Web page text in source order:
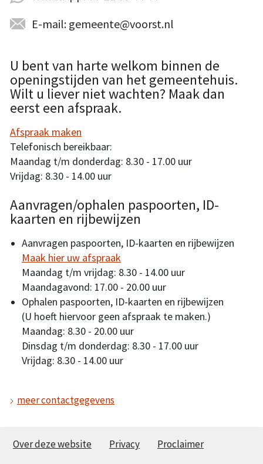
E-mail: gemeente@voorst.nl
U bent van harte welkom binnen de
openingstijden van het gemeentehuis.
Wilt u liever niet wachten? Maak dan
eerst een afspraak.
Afspraak maken
Telefonisch bereikbaar:
Maandag t/m donderdag: 8.30 - 17.00 uur
Vrijdag: 8.30 - 14.00 uur
Aanvragen/ophalen paspoorten, ID-
kaarten en rijbewijzen
Aanvragen paspoorten, ID-kaarten en rijbewijzen
Maak hier uw afspraak
Maandag t/m vrijdag: 8.30 - 14.00 uur
Maandagavond: 17.00 - 20.00 uur
Ophalen paspoorten, ID-kaarten en rijbewijzen
(U hoeft hiervoor geen afspraak te maken.)
Maandag: 8.30 - 20.00 uur
Dinsdag t/m donderdag: 8.30 - 17.00 uur
Vrijdag: 8.30 - 14.00 uur
meer contactgegevens
Over deze website Privacy Proclaimer